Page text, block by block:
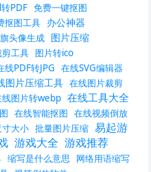
PDF 免费一键抠图
抠图工具 办公神器
头像生成 图片压缩
工具 图片转ico
线PDF转JPG 在线SVG编辑器
图片压缩工具 在线图片裁剪
线图片转webp 在线工具大全
在线智能抠图 在线视频倒放
大小 批量图片压缩 易起游
游戏大全 游戏推荐
缩写是什么意思
网络用语缩写